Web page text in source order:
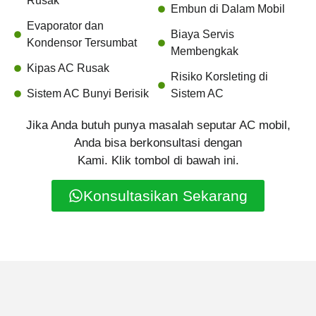
Evaporator dan
Kondensor Tersumbat
Kipas AC Rusak
Sistem AC Bunyi Berisik
Embun di Dalam Mobil
Biaya Servis
Membengkak
Risiko Korsleting di
Sistem AC
Jika Anda butuh punya masalah seputar AC mobil,
Anda bisa berkonsultasi dengan
Kami. Klik tombol di bawah ini.
Konsultasikan Sekarang